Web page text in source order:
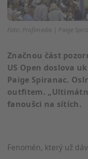
Foto: Profimedia | Paige
Značnou část
US Open doslova
Paige Spiranac.
outfitem.
fanoušci na sítích.
Fenomén, který už